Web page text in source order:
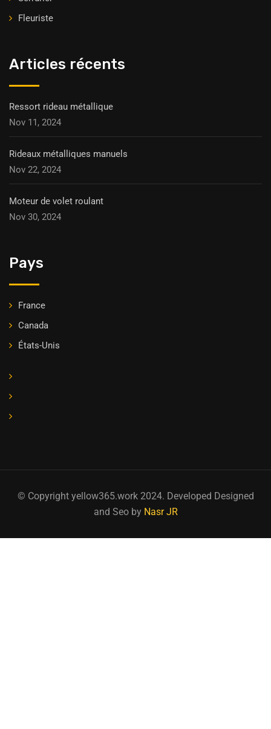
Fleuriste
Articles récents
Ressort rideau métallique
Nov 11, 2024
Rideaux métalliques manuels
Nov 22, 2024
Moteur de volet roulant
Nov 30, 2024
Pays
France
Canada
États-Unis
© Copyright yellow365.work 2024. Developed Designed
and Seo by Nasr JR